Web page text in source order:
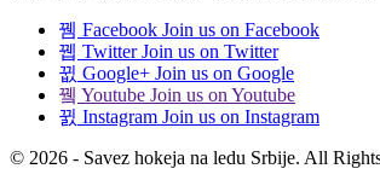
Facebook Join us on Facebook
Twitter Join us on Twitter
Google+ Join us on Google
Youtube Join us on Youtube
Instagram Join us on Instagram
© 2026 - Savez hokeja na ledu Srbije. All